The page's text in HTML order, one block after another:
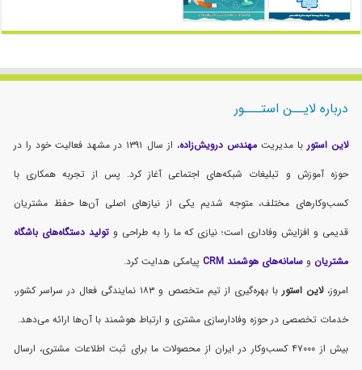
درباره لایــن استـــور
لاین استور با مدیریتمهندس درویش‌زاده
، از سال ۱۳۹۱ در مشهد فعالیت خود را در
حوزه آموزش و تبلیغات شبکه‌های اجتماعی آغاز کرد. پس از تجربه همکاری با
کسب‌وکارهای مختلف، متوجه شدیم یکی از نیازهای اصلی آن‌ها حفظ مشتریان
قدیمی و افزایش وفاداری است؛ نیازی که ما را به طراحی وتولید دستگاه‌های باشگاه
مشتریان وسامانه‌های هوشمند CRM
پیامکی هدایت کرد.
امروز،لاین استور
با بهره‌گیری از تیم متخصص و ۱۸۳ نمایندگی فعال در سراسر کشور،
خدمات تخصصی در حوزه وفادارسازی مشتری و ارتباط هوشمند با آن‌ها ارائه می‌دهد.
بیش از ۴۷۰۰۰ کسب‌وکار در ایران از محصولات ما برای ثبت اطلاعات مشتری، ارسال